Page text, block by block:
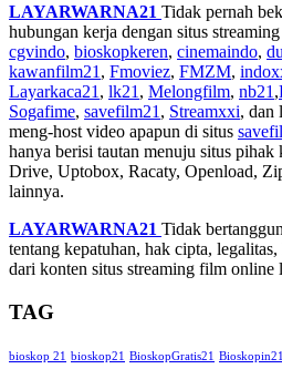
LAYARWARNA21 Tidak pernah
hubungan kerja dengan situs
cgvindo, bioskopkeren, cinemaindo,
kawanfilm21 , Fmoviez, FMZM,
Layarkaca21 , lk21 , Melongfilm, nb21 ,
Sogafime, savefilm21 , Streamxxi, dan
meng-host video apapun di situs
hanya berisi tautan menuju situs
Drive, Uptobox, Racaty, Openload,
lainnya.
LAYARWARNA21 Tidak
tentang kepatuhan, hak cipta,
dari konten situs streaming film online
TAG
bioskop 21 bioskop21 BioskopGratis21 Bioskopin21